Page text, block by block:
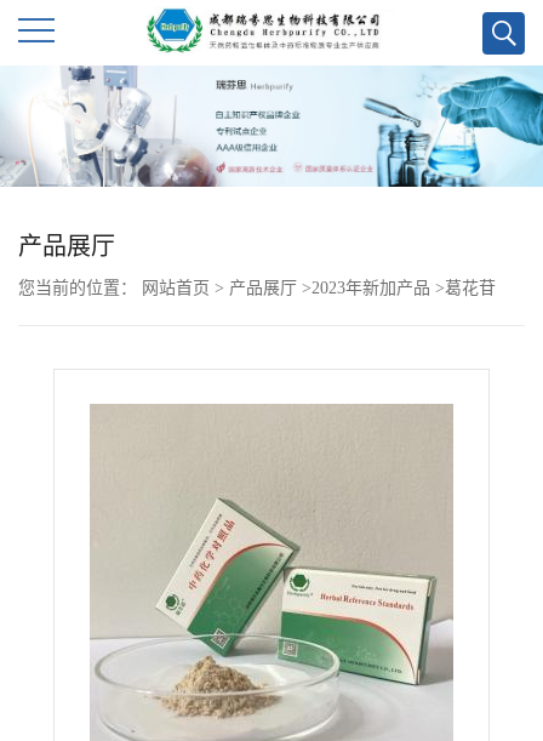
产品展厅
您当前的位置： 网站首页 > 产品展厅 >2023年新加产品 >葛花苷